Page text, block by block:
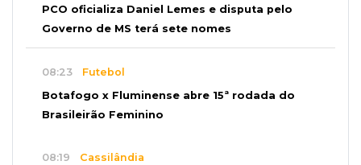
PCO oficializa Daniel Lemes e disputa pelo
Governo de MS terá sete nomes
08:23 Futebol
Botafogo x Fluminense abre 15ª rodada do
Brasileirão Feminino
08:19 Cassilândia